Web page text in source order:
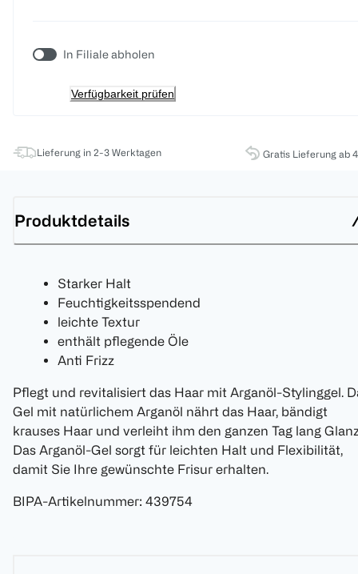
In Filiale abholen
Verfügbarkeit prüfen
Lieferung in 2-3 Werktagen Gratis Lieferung ab
Produktdetails
Starker Halt
Feuchtigkeitsspendend
leichte Textur
enthält pflegende Öle
Anti Frizz
Pflegt und revitalisiert das Haar mit Arganöl-Stylinggel.
Gel mit natürlichem Arganöl nährt das Haar, bändigt
krauses Haar und verleiht ihm den ganzen Tag lang
Das Arganöl-Gel sorgt für leichten Halt und Flexibilität,
damit Sie Ihre gewünschte Frisur erhalten.
BIPA-Artikelnummer: 439754